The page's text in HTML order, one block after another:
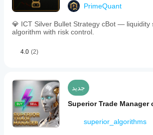
PrimeQuant
💎 ICT Silver Bullet Strategy cBot — liquidity
algorithm with risk control.
4.0 (2)
جديد
Superior Trade Manager
superior_algorithms